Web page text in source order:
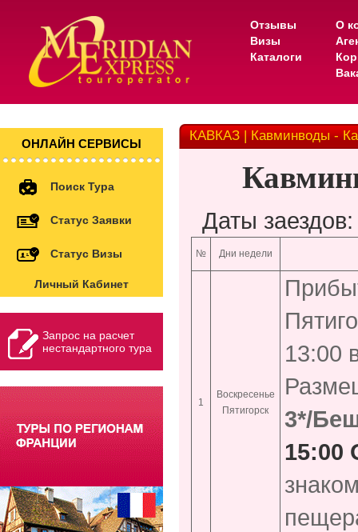
Отзывы
Визы
Каталоги
О
ОНЛАЙН СЕРВИСЫ
Поиск Тура
Статус Заявки
Статус Визы
Личный Кабинет
Запрос на расчет
нестандартного тура
КАВКАЗ | Кавминводы -
Даты
№ Дни недели
1
Воскресенье
Пятигорск
13:00
3*/
15:00